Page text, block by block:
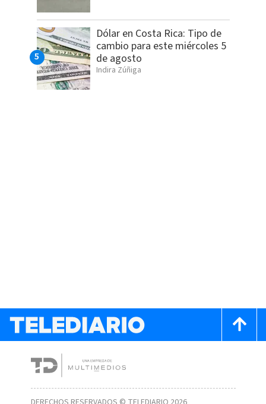
Dólar en Costa Rica: Tipo de
cambio para este miércoles 5
de agosto
Indira Zúñiga